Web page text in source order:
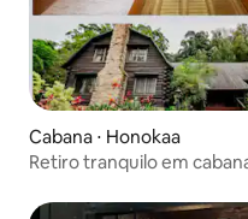
Cabana ⋅ Honokaa
Retiro tranquilo em